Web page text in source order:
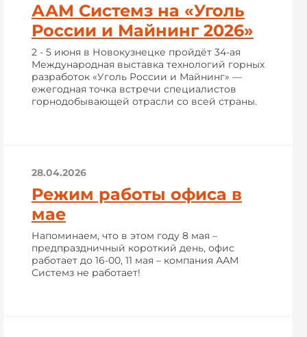
ААМ Системз на «Уголь
России и Майнинг 2026»
2 - 5 июня в Новокузнецке пройдёт 34-ая
Международная выставка технологий горных
разработок «Уголь России и Майнинг» —
ежегодная точка встречи специалистов
горнодобывающей отрасли со всей страны.
28.04.2026
Режим работы офиса в
мае
Напоминаем, что в этом году 8 мая –
предпраздничный короткий день, офис
работает до 16-00, 11 мая – компания ААМ
Системз не работает!